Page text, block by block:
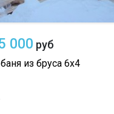
000 руб
из бруса 6х4